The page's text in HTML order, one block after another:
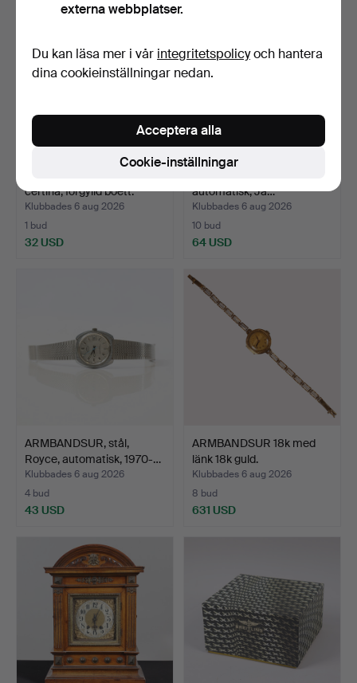
certina, förgylld boett.
Klubbades 6 aug 2026
1 bud
32 USD
automatisk, Ja…
Klubbades 6 aug 2026
10 bud
64 USD
ARMBANDSUR, stål,
Royce, automatisk, 1970-…
Klubbades 6 aug 2026
4 bud
43 USD
ARMBANDSUR 18k med
länk 18k guld.
Klubbades 6 aug 2026
8 bud
631 USD
externa webbplatser.
Du kan läsa mer i vår integritetspolicyoch hantera
dina cookieinställningar nedan.
Cookie-inställningar
Acceptera alla